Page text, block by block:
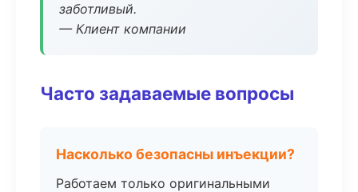
заботливый.
— Клиент компании
Часто задаваемые вопросы
Насколько безопасны инъекции?
Работаем только оригинальными